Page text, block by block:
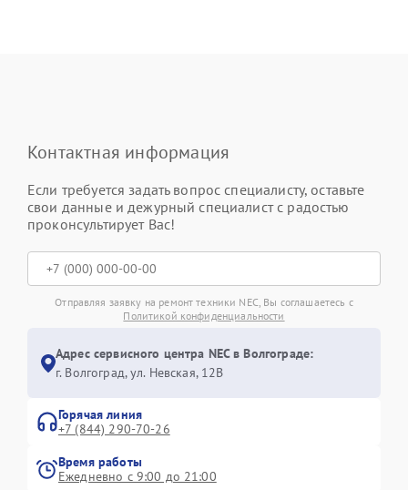
Контактная информация
Если требуется задать вопрос специалисту, оставьте
свои данные и дежурный специалист с радостью
проконсультирует Вас!
Отправляя заявку на ремонт техники NEC, Вы соглашаетесь с
Политикой конфиденциальности
Адрес сервисного центра NEC в Волгограде:
г. Волгоград, ул. Невская, 12В
Горячая линия
+7 (844) 290-70-26
Время работы
Ежедневно с 9:00 до 21:00